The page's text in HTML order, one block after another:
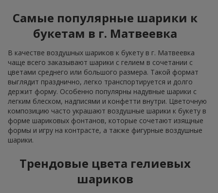
Самые популярные шарики к
букетам в г. Матвеевка
В качестве воздушных шариков к букету в г. Матвеевка
чаще всего заказывают шарики с гелием в сочетании с
цветами среднего или большого размера. Такой формат
выглядит празднично, легко транспортируется и долго
держит форму. Особенно популярны надувные шарики с
легким блеском, надписями и конфетти внутри. Цветочную
композицию часто украшают воздушные шарики к букету в
форме шариковых фонтанов, которые сочетают изящные
формы и игру на контрасте, а также фигурные воздушные
шарики.
Трендовые цвета гелиевых
шариков